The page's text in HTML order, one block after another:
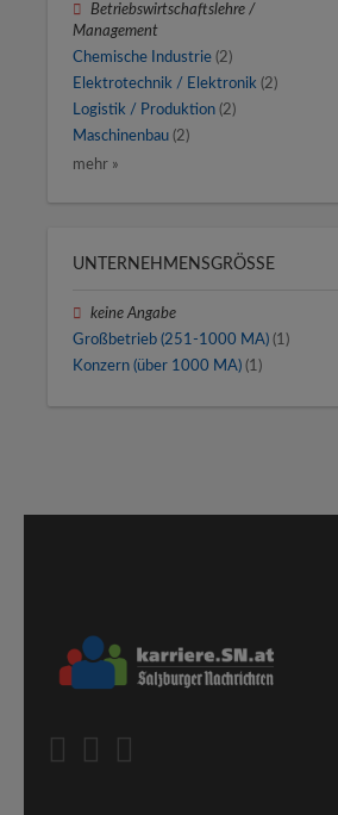
Betriebswirtschaftslehre /
Management
Chemische Industrie (2)
Elektrotechnik / Elektronik (2)
Logistik / Produktion (2)
Maschinenbau (2)
mehr »
UNTERNEHMENSGRÖSSE
keine Angabe
Großbetrieb (251-1000 MA) (1)
Konzern (über 1000 MA) (1)